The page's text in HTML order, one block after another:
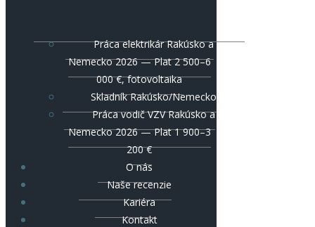
Práca elektrikár Rakúsko a
Nemecko 2026 — Plat 2 500–6
000 €, fotovoltaika
Skladník Rakúsko/Nemecko
Práca vodič VZV Rakúsko a
Nemecko 2026 — Plat 1 900–3
200 €
O nás
Naše recenzie
Kariéra
Kontakt